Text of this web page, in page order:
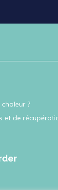
chaleur ?
et de